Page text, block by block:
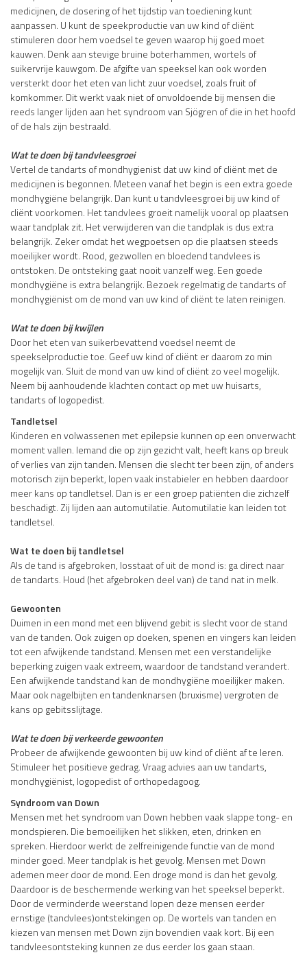
medicijnen, de dosering of het tijdstip van toediening kunt
aanpassen. U kunt de speekproductie van uw kind of cliënt
stimuleren door hem voedsel te geven waarop hij goed moet
kauwen. Denk aan stevige bruine boterhammen, wortels of
suikervrije kauwgom. De afgifte van speeksel kan ook worden
versterkt door het eten van licht zuur voedsel, zoals fruit of
komkommer. Dit werkt vaak niet of onvoldoende bij mensen die
reeds langer lijden aan het syndroom van Sjögren of die in het hoofd
of de hals zijn bestraald.
Wat te doen bij tandvleesgroei
Vertel de tandarts of mondhygienist dat uw kind of cliënt met de
medicijnen is begonnen. Meteen vanaf het begin is een extra goede
mondhygiëne belangrijk. Dan kunt u tandvleesgroei bij uw kind of
cliënt voorkomen. Het tandvlees groeit namelijk vooral op plaatsen
waar tandplak zit. Het verwijderen van die tandplak is dus extra
belangrijk. Zeker omdat het wegpoetsen op die plaatsen steeds
moeilijker wordt. Rood, gezwollen en bloedend tandvlees is
ontstoken. De ontsteking gaat nooit vanzelf weg. Een goede
mondhygiëne is extra belangrijk. Bezoek regelmatig de tandarts of
mondhygiënist om de mond van uw kind of cliënt te laten reinigen.
Wat te doen bij kwijlen
Door het eten van suikerbevattend voedsel neemt de
speekselproductie toe. Geef uw kind of cliënt er daarom zo min
mogelijk van. Sluit de mond van uw kind of cliënt zo veel mogelijk.
Neem bij aanhoudende klachten contact op met uw huisarts,
tandarts of logopedist.
Tandletsel
Kinderen en volwassenen met epilepsie kunnen op een onverwacht
moment vallen. Iemand die op zijn gezicht valt, heeft kans op breuk
of verlies van zijn tanden. Mensen die slecht ter been zijn, of anders
motorisch zijn beperkt, lopen vaak instabieler en hebben daardoor
meer kans op tandletsel. Dan is er een groep patiënten die zichzelf
beschadigt. Zij lijden aan automutilatie. Automutilatie kan leiden tot
tandletsel.
Wat te doen bij tandletsel
Als de tand is afgebroken, losstaat of uit de mond is: ga direct naar
de tandarts. Houd (het afgebroken deel van) de tand nat in melk.
Gewoonten
Duimen in een mond met een blijvend gebit is slecht voor de stand
van de tanden. Ook zuigen op doeken, spenen en vingers kan leiden
tot een afwijkende tandstand. Mensen met een verstandelijke
beperking zuigen vaak extreem, waardoor de tandstand verandert.
Een afwijkende tandstand kan de mondhygiëne moeilijker maken.
Maar ook nagelbijten en tandenknarsen (bruxisme) vergroten de
kans op gebitsslijtage.
Wat te doen bij verkeerde gewoonten
Probeer de afwijkende gewoonten bij uw kind of cliënt af te leren.
Stimuleer het positieve gedrag. Vraag advies aan uw tandarts,
mondhygiënist, logopedist of orthopedagoog.
Syndroom van Down
Mensen met het syndroom van Down hebben vaak slappe tong- en
mondspieren. Die bemoeilijken het slikken, eten, drinken en
spreken. Hierdoor werkt de zelfreinigende functie van de mond
minder goed. Meer tandplak is het gevolg. Mensen met Down
ademen meer door de mond. Een droge mond is dan het gevolg.
Daardoor is de beschermende werking van het speeksel beperkt.
Door de verminderde weerstand lopen deze mensen eerder
ernstige (tandvlees)ontstekingen op. De wortels van tanden en
kiezen van mensen met Down zijn bovendien vaak kort. Bij een
tandvleesontsteking kunnen ze dus eerder los gaan staan.